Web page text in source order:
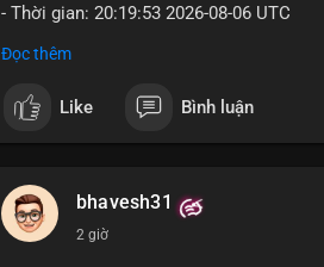
- Thời gian: 20:19:53 2026-08-06 UTC
Nhận định phân tích hành vi của Cá voi
tiền đáng chú ý nhưng chưa đến mức
đang tái phân bổ tài sản giữa các ví
áp lực bán ngắn hạn có thể xuất hiện,
Lời khuyên ngắn gọn cho nhà đầu tư
Đọc thêm
Like Bình luận
bhavesh31
2 giờ